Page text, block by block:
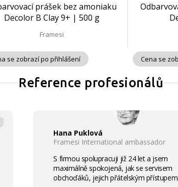
prášek bez amoniaku
Decolor B Clay 9+ | 500 g
Framesi
se zobrazí po přihlášení Cena se
Reference profesionálů
Hana Puklová
Framesi International ambassador
S firmou spolupracuji již 24 let a jsem
maximálně spokojená, jak se servisem
obchoďáků, jejich přátelským